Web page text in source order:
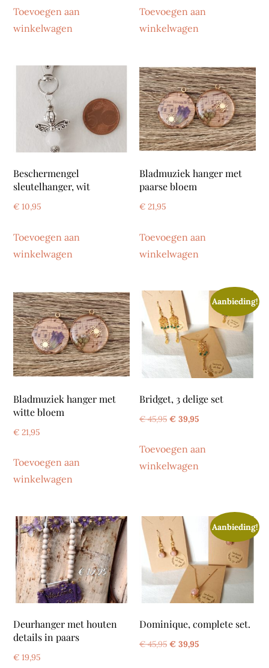
Toevoegen aan
winkelwagen
Toevoegen aan
winkelwagen
Beschermengel
sleutelhanger, wit
€ 10,95
Toevoegen aan
winkelwagen
Bladmuziek hanger met
paarse bloem
€ 21,95
Toevoegen aan
winkelwagen
Bladmuziek hanger met
witte bloem
€ 21,95
Toevoegen aan
winkelwagen
Aanbieding!
Bridget, 3 delige set
€45,95 Oorspronkelijke
was:
€ 45,95.
€ 39,95Huidige
is:
€ 39,95.
Toevoegen aan
winkelwagen
Deurhanger met houten
details in paars
€ 19,95
Aanbieding!
Dominique, complete set.
€45,95 Oorspronkelijke
€ 39,95Huidige